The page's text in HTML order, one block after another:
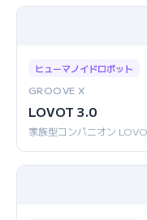
ヒューマノイドロボット
GROOVE X
LOVOT 3.0
家族型コンパニオン